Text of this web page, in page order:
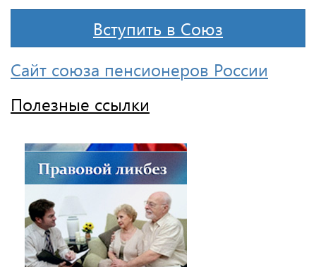
Вступить в Союз
Сайт союза пенсионеров России
Полезные ссылки